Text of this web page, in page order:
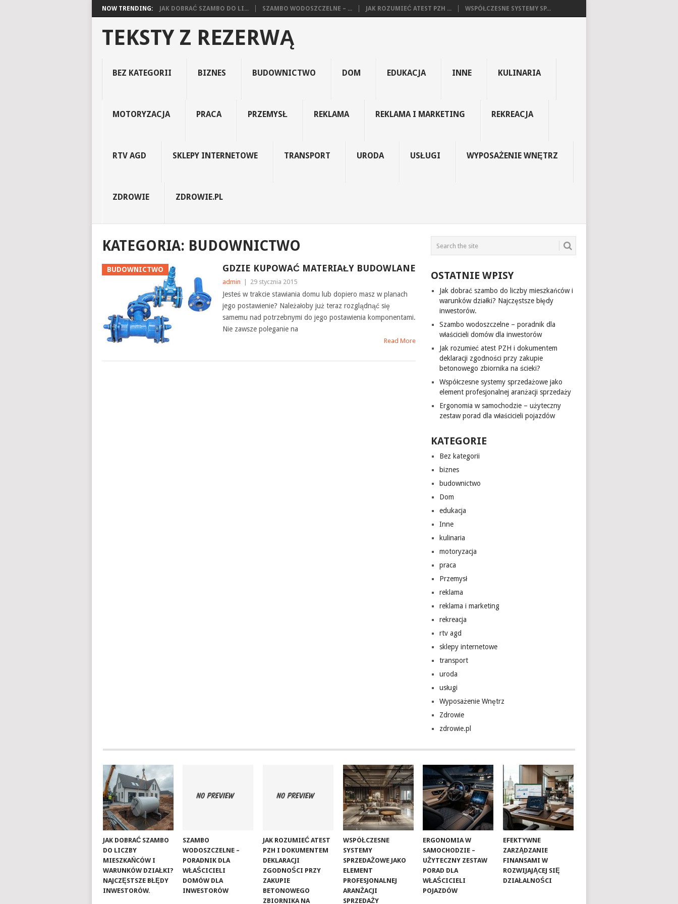
NOW TRENDING: JAK DOBRAĆ SZAMBO DO LI... SZAMBO WODOSZCZELNE – ... JAK ROZUMIEĆ ATEST PZH ... WSPÓŁCZESNE SYSTEMY SP...
TEKSTY Z REZERWĄ
BEZ KATEGORII BIZNES BUDOWNICTWO DOM EDUKACJA INNE KULINARIA
MOTORYZACJA PRACA PRZEMYSŁ REKLAMA REKLAMA I MARKETING REKREACJA
RTV AGD SKLEPY INTERNETOWE TRANSPORT URODA USŁUGI WYPOSAŻENIE WNĘTRZ
ZDROWIE ZDROWIE.PL
KATEGORIA: BUDOWNICTWO
BUDOWNICTWO GDZIE KUPOWAĆ MATERIAŁY BUDOWLANE
admin 29 stycznia 2015
Jesteś w trakcie stawiania domu lub dopiero masz w planach
jego postawienie? Należałoby już teraz rozglądnąć się
samemu nad potrzebnymi do jego postawienia komponentami.
Nie zawsze poleganie na
Read More
OSTATNIE WPISY
Jak dobrać szambo do liczby mieszkańców i
warunków działki? Najczęstsze błędy
inwestorów.
Szambo wodoszczelne – poradnik dla
właścicieli domów dla inwestorów
Jak rozumieć atest PZH i dokumentem
deklaracji zgodności przy zakupie
betonowego zbiornika na ścieki?
Współczesne systemy sprzedażowe jako
element profesjonalnej aranżacji sprzedaży
Ergonomia w samochodzie – użyteczny
zestaw porad dla właścicieli pojazdów
KATEGORIE
Bez kategorii
biznes
budownictwo
Dom
edukacja
Inne
kulinaria
motoryzacja
praca
Przemysł
reklama
reklama i marketing
rekreacja
rtv agd
sklepy internetowe
transport
uroda
usługi
Wyposażenie Wnętrz
Zdrowie
zdrowie.pl
JAK DOBRAĆ SZAMBO
DO LICZBY
MIESZKAŃCÓW I
WARUNKÓW DZIAŁKI?
NAJCZĘSTSZE BŁĘDY
INWESTORÓW.
SZAMBO
WODOSZCZELNE –
PORADNIK DLA
WŁAŚCICIELI
DOMÓW DLA
INWESTORÓW
JAK ROZUMIEĆ ATEST
PZH I DOKUMENTEM
DEKLARACJI
ZGODNOŚCI PRZY
ZAKUPIE
BETONOWEGO
ZBIORNIKA NA
WSPÓŁCZESNE
SYSTEMY
SPRZEDAŻOWE JAKO
ELEMENT
PROFESJONALNEJ
ARANŻACJI
SPRZEDAŻY
ERGONOMIA W
SAMOCHODZIE –
UŻYTECZNY ZESTAW
PORAD DLA
WŁAŚCICIELI
POJAZDÓW
EFEKTYWNE
ZARZĄDZANIE
FINANSAMI W
ROZWIJAJĄCEJ SIĘ
DZIAŁALNOŚCI